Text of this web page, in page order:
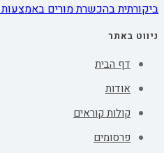
ביקורתית בהכשרת מורים
ניווט באתר
דף הבית
אודות
קולות קוראים
פרסומים